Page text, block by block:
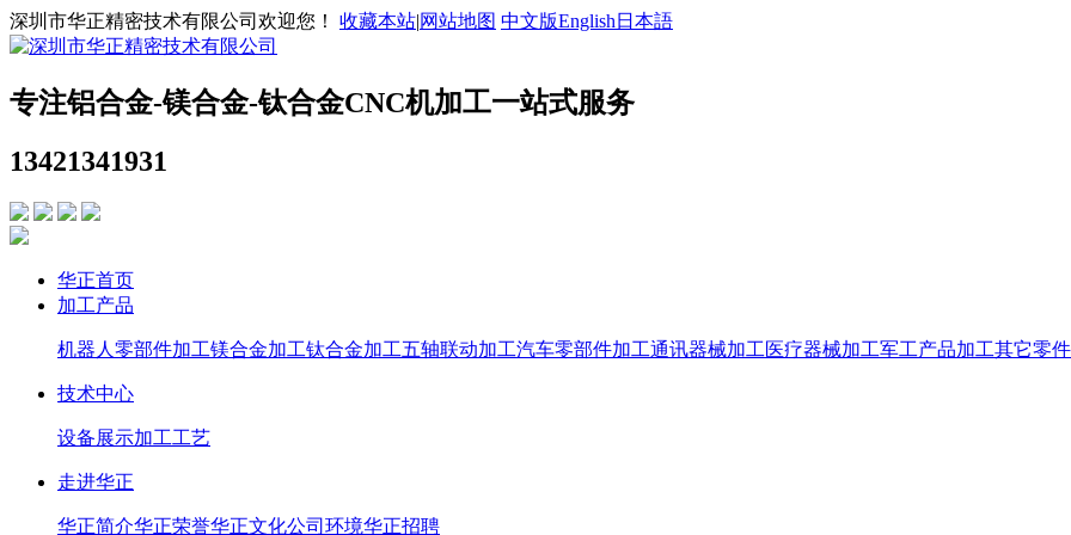
深圳市华正精密技术有限公司欢迎您！ 收藏本站|网站地图 中文版English 日本語
专注铝合金-镁合金-钛合金CNC机加工一站式服务
13421341931
华正首页
加工产品
机器人零部件加工镁合金加工钛合金加工五轴联动加工汽车零部件加工通讯器械加工医疗器械加工军工产品加工其它零
技术中心
设备展示加工工艺
走进华正
华正简介华正荣誉华正文化公司环境华正招聘